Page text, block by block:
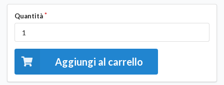
Quantità
Aggiungi al carrello